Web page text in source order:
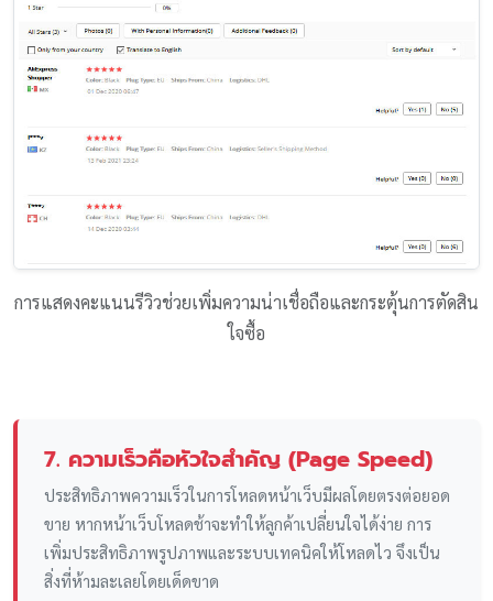
การแสดงคะแนนรีวิวช่วยเพิ่มความน่าเชื่อถือและกระตุ้นการตัดสิน
ใจซื้อ
7. ความเร็วคือหัวใจสำคัญ (Page Speed)
ประสิทธิภาพความเร็วในการโหลดหน้าเว็บมีผลโดยตรงต่อยอด
ขาย หากหน้าเว็บโหลดช้าจะทำให้ลูกค้าเปลี่ยนใจได้ง่าย การ
เพิ่มประสิทธิภาพรูปภาพและระบบเทคนิคให้โหลดไว จึงเป็น
สิ่งที่ห้ามละเลยโดยเด็ดขาด